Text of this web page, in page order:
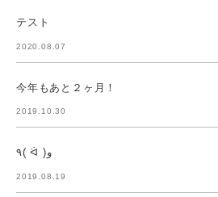
テスト
2020.08.07
今年もあと２ヶ月！
2019.10.30
٩( ᐛ )و
2019.08.19